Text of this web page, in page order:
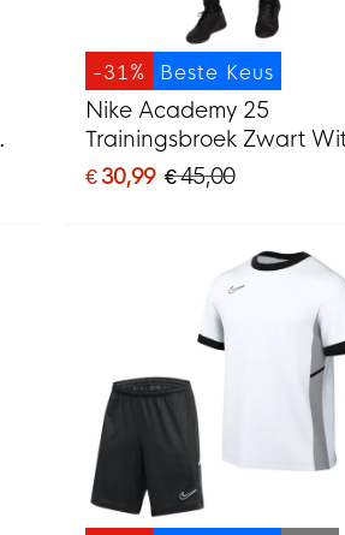
Beste Keus
-31%
Nike Academy 25
Trainingsbroek Zwart
€ 30,99 € 45,00